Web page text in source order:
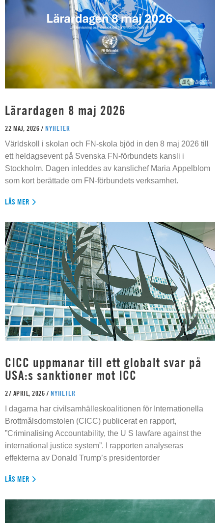
Lärardagen 8 maj 2026
22 MAJ, 2026 / NYHETER
Världskoll i skolan och FN-skola bjöd in den 8 maj 2026 till
ett heldagsevent på Svenska FN-förbundets kansli i
Stockholm. Dagen inleddes av kanslichef Maria Appelblom
som kort berättade om FN-förbundets verksamhet.
LÄS MER
CICC uppmanar till ett globalt svar på
USA:s sanktioner mot ICC
27 APRIL, 2026 / NYHETER
I dagarna har civilsamhälleskoalitionen för Internationella
Brottmålsdomstolen (CICC) publicerat en rapport,
”Criminalising Accountability, the U S lawfare against the
international justice system”. I rapporten analyseras
effekterna av Donald Trump’s presidentorder
LÄS MER